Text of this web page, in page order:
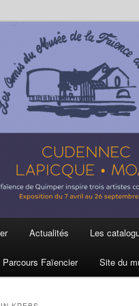
et de la
Actualités Les
Parcours Faïencier Site du